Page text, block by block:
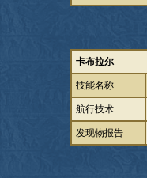
卡布拉尔
技能名称
航行技术
发现物报告